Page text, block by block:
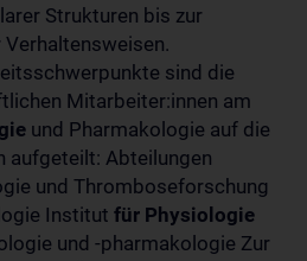
Strukturen bis zur
sind die
Mitarbeiter:innen am
und Pharmakologie auf die
aufgeteilt: Abteilungen
und Thromboseforschung
Institut für Physiologie
und -pharmakologie Zur